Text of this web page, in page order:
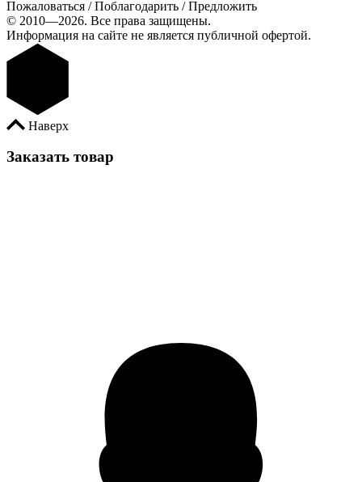
Пожаловаться / Поблагодарить / Предложить
© 2010—2026. Все права защищены.
Информация на сайте не является публичной офертой.
Наверх
Заказать товар